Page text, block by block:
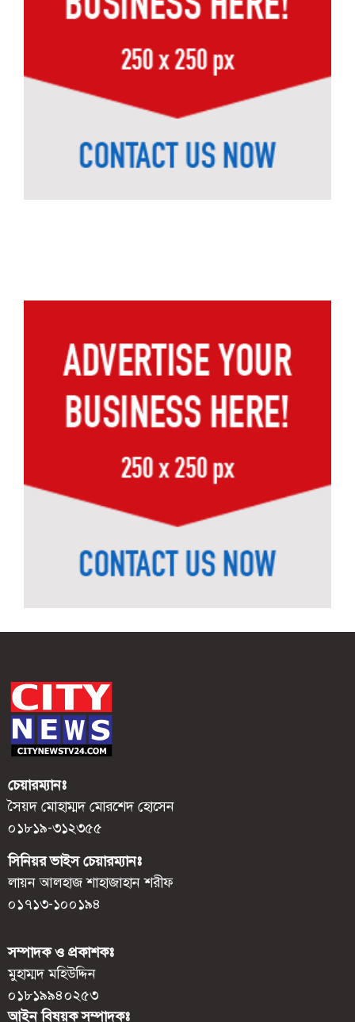
চেয়ারম্যানঃ
সৈয়দ মোহাম্মদ মোরশেদ হোসেন
০১৮১৯-৩১২৩৫৫
সিনিয়র ভাইস চেয়ারম্যানঃ
লায়ন আলহাজ শাহাজাহান শরীফ
০১৭১৩-১০০১৯৪
সম্পাদক ও প্রকাশকঃ
মুহাম্মদ মহিউদ্দিন
০১৮১৯৯৪০২৫৩
আইন বিষয়ক সম্পাদকঃ